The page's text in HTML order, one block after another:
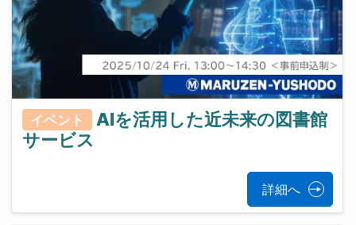
イベント
AIを活用した近未来の図書館
サービス
詳細へ